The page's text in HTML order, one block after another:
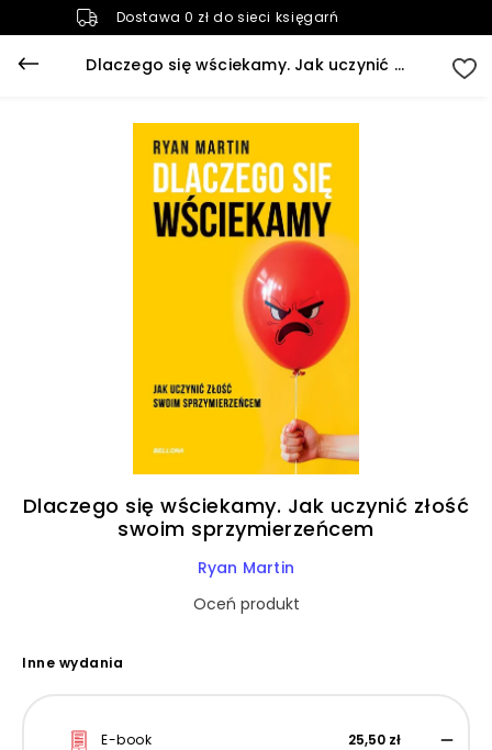
Dostawa 0 zł do sieci księgarń
Dlaczego się wściekamy. Jak uczynić złość swoim sprzymierzeńcem
Dlaczego się wściekamy. Jak uczynić złość
swoim sprzymierzeńcem
Ryan Martin
Oceń produkt
Inne wydania
E-book 25,50 zł